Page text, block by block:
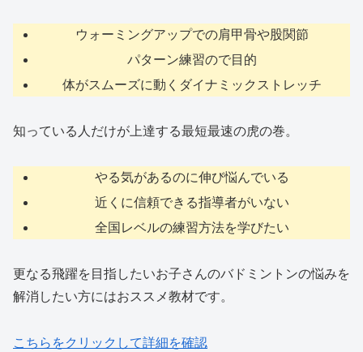
ウォーミングアップでの肩甲骨や股関節
パターン練習ので目的
体がスムーズに動くダイナミックストレッチ
知っている人だけが上達する最短最速の虎の巻。
やる気があるのに伸び悩んでいる
近くに信頼できる指導者がいない
全国レベルの練習方法を学びたい
更なる飛躍を目指したいお子さんのバドミントンの悩みを
解消したい方にはおススメ教材です。
こちらをクリックして詳細を確認